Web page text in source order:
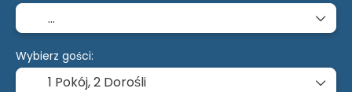
Wybierz gości:
1 Pokój,2 Dorośli